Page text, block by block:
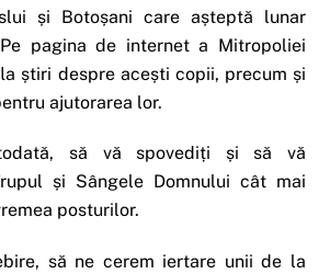
și Botoșani care așteptă lunar
pagina de internet a Mitropoliei
știri despre acești copii, precum și
ajutorarea lor.
să vă spovediți și să vă
și Sângele Domnului cât mai
posturilor.
să ne cerem iertare unii de la